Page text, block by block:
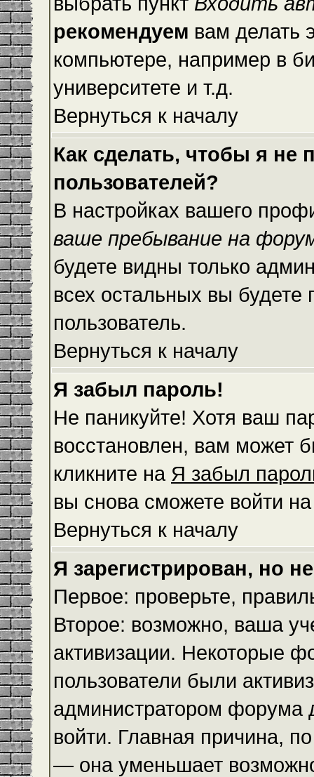
рекомендуем вам делать
компьютере, например в
университете и т.д.
Вернуться к началу
Как сделать, чтобы я не
пользователей?
В настройках вашего
ваше пребывание на
будете видны только
всех остальных вы будете
пользователь.
Вернуться к началу
Я забыл пароль!
Не паникуйте! Хотя ваш
восстановлен, вам может
кликните на Я забыл
вы снова сможете войти
Вернуться к началу
Я зарегистрирован, но
Первое: проверьте,
Второе: возможно, ваша
активизации. Некоторые
пользователи были
администратором форума
войти. Главная причина,
— она уменьшает